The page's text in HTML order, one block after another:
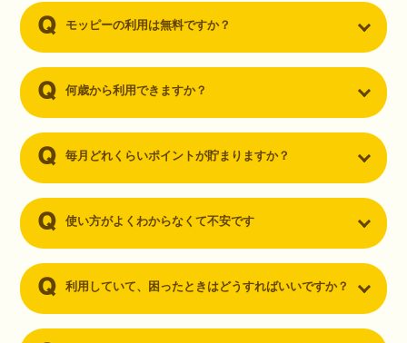
ーを知りました。クレジットカードを発行するだけでポイントが貯ま
るならと無料登録して、クレジットカードの発行やアプリダウンロー
モッピーの利用は無料ですか？
何歳から利用できますか？
毎月どれくらいポイントが貯まりますか？
使い方がよくわからなくて不安です
利用していて、困ったときはどうすればいいですか？